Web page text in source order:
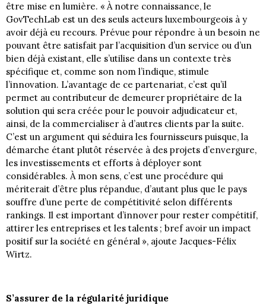
être mise en lumière. « À notre connaissance, le
GovTechLab est un des seuls acteurs luxembourgeois à y
avoir déjà eu recours. Prévue pour répondre à un besoin ne
pouvant être satisfait par l’acquisition d’un service ou d’un
bien déjà existant, elle s’utilise dans un contexte très
spécifique et, comme son nom l’indique, stimule
l’innovation. L’avantage de ce partenariat, c’est qu’il
permet au contributeur de demeurer propriétaire de la
solution qui sera créée pour le pouvoir adjudicateur et,
ainsi, de la commercialiser à d’autres clients par la suite.
C’est un argument qui séduira les fournisseurs puisque, la
démarche étant plutôt réservée à des projets d’envergure,
les investissements et efforts à déployer sont
considérables. À mon sens, c’est une procédure qui
mériterait d’être plus répandue, d’autant plus que le pays
souffre d’une perte de compétitivité selon différents
rankings. Il est important d’innover pour rester compétitif,
attirer les entreprises et les talents ; bref avoir un impact
positif sur la société en général », ajoute Jacques-Félix
Wirtz.
S’assurer de la régularité juridique